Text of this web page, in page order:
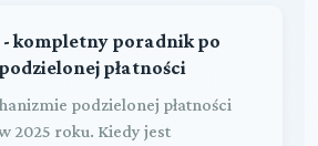
- kompletny poradnik po
płatności
podzielonej płatności
2025 roku. Kiedy jest